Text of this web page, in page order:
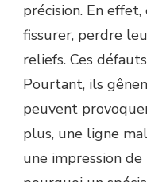
précision. En
fissurer, perdre
reliefs. Ces
Pourtant, ils
peuvent
plus, une ligne
une impression de